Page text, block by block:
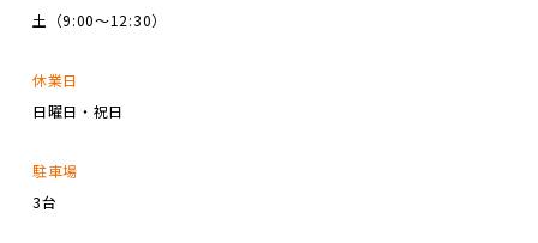
土（9:00～12:30）
休業日
日曜日・祝日
駐車場
3台